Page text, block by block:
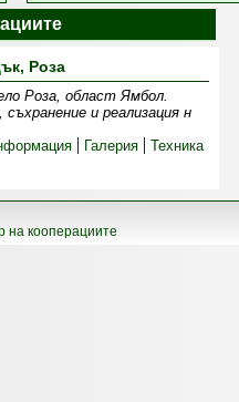
Роза
Роза, област Ямбол.
и реализация н
Галерия Техника
на кооперациите